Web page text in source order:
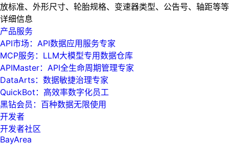
放标准、外形尺寸、轮胎规格、变速器类型、公告号、轴距等等
详细信息
产品服务
API市场：API数据应用服务专家
MCP服务：LLM大模型专用数据仓库
APIMaster：API全生命周期管理专家
DataArts：数据敏捷治理专家
QuickBot：高效率数字化员工
黑钻会员：百种数据无限使用
开发者
开发者社区
BayArea